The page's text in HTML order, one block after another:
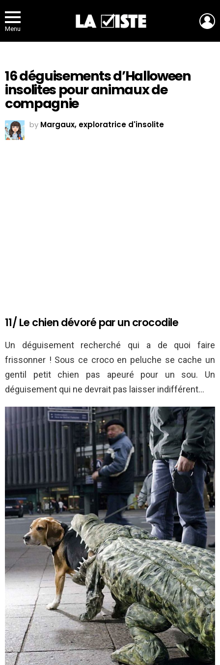
Menu
16 déguisements d’Halloween
insolites pour animaux de
compagnie
by Margaux, exploratrice d'insolite
11/ Le chien dévoré par un crocodile
Un déguisement recherché qui a de quoi faire
frissonner ! Sous ce croco en peluche se cache un
gentil petit chien pas apeuré pour un sou. Un
déguisement qui ne devrait pas laisser indifférent…